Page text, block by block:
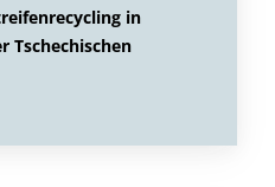
in
Tschechischen